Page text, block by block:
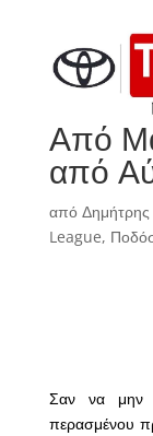
Από
από
από
League,
Σαν να μην
περασμένου